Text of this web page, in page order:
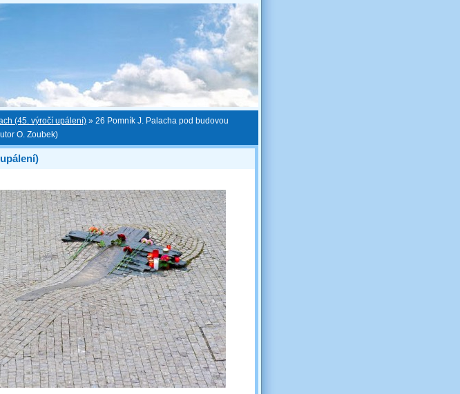
(45. výročí upálení) » 26 Pomník J. Palacha pod budovou
O. Zoubek)